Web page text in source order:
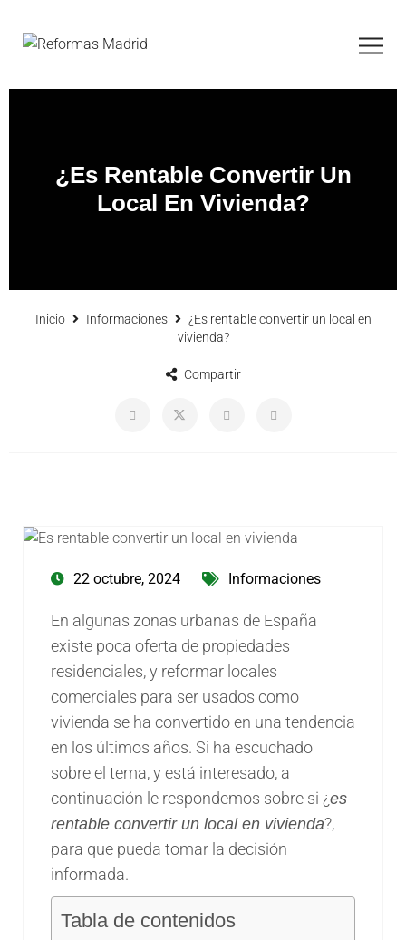
¿Es Rentable Convertir Un
Local En Vivienda?
Inicio Informaciones
¿Es rentable convertir un local en
vivienda?
Compartir
22 octubre, 2024 Informaciones
En algunas zonas urbanas de España
existe poca oferta de propiedades
residenciales, y reformar locales
comerciales para ser usados como
vivienda se ha convertido en una tendencia
en los últimos años. Si ha escuchado
sobre el tema, y está interesado, a
continuación le respondemos sobre si ¿es
rentable convertir un local en vivienda?,
para que pueda tomar la decisión
informada.
Tabla de contenidos